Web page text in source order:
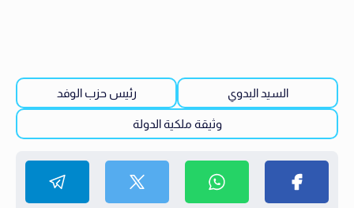
السيد البدوي رئيس حزب الوفد
وثيقة ملكية الدولة